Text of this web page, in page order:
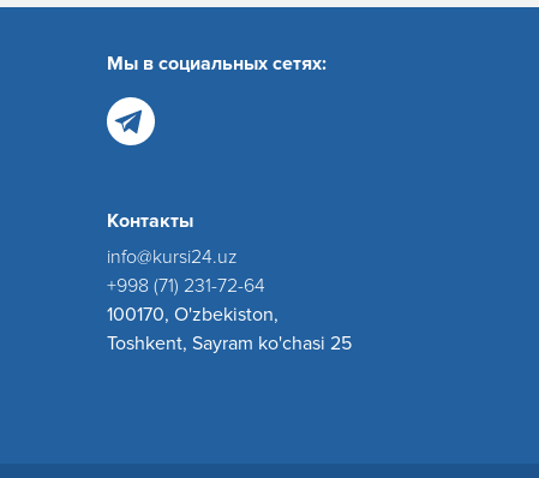
Мы в социальных сетях:
Контакты
info@kursi24.uz
+998 (71) 231-72-64
100170, O'zbekiston,
Toshkent, Sayram ko'chasi 25